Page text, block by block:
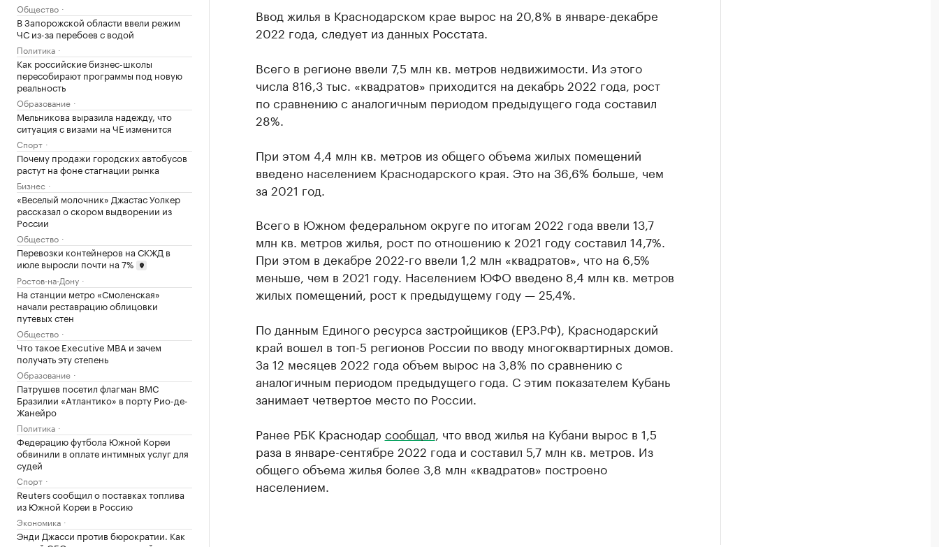
Общество
В Запорожской области ввели режим
ЧС из-за перебоев с водой
Политика
Как российские бизнес-школы
пересобирают программы под новую
реальность
Образование
Мельникова выразила надежду, что
ситуация с визами на ЧЕ изменится
Спорт
Почему продажи городских автобусов
растут на фоне стагнации рынка
Бизнес
«Веселый молочник» Джастас Уолкер
рассказал о скором выдворении из
России
Общество
Перевозки контейнеров на СКЖД в
июле выросли почти на 7%
Ростов-на-Дону
На станции метро «Смоленская»
начали реставрацию облицовки
путевых стен
Общество
Что такое Executive MBA и зачем
получать эту степень
Образование
Патрушев посетил флагман ВМС
Бразилии «Атлантико» в порту Рио-де-
Жанейро
Политика
Федерацию футбола Южной Кореи
обвинили в оплате интимных услуг для
судей
Спорт
Reuters сообщил о поставках топлива
из Южной Кореи в Россию
Экономика
Энди Джасси против бюрократии. Как
Ввод жилья в Краснодарском крае вырос на 20,8% в январе-декабре
2022 года, следует из данных Росстата.
Всего в регионе ввели 7,5 млн кв. метров недвижимости. Из этого
числа 816,3 тыс. «квадратов» приходится на декабрь 2022 года, рост
по сравнению с аналогичным периодом предыдущего года составил
28%.
При этом 4,4 млн кв. метров из общего объема жилых помещений
введено населением Краснодарского края. Это на 36,6% больше, чем
за 2021 год.
Всего в Южном федеральном округе по итогам 2022 года ввели 13,7
млн кв. метров жилья, рост по отношению к 2021 году составил 14,7%.
При этом в декабре 2022-го ввели 1,2 млн «квадратов», что на 6,5%
меньше, чем в 2021 году. Населением ЮФО введено 8,4 млн кв. метров
жилых помещений, рост к предыдущему году — 25,4%.
По данным Единого ресурса застройщиков (ЕРЗ.РФ), Краснодарский
край вошел в топ-5 регионов России по вводу многоквартирных домов.
За 12 месяцев 2022 года объем вырос на 3,8% по сравнению с
аналогичным периодом предыдущего года. С этим показателем Кубань
занимает четвертое место по России.
Ранее РБК Краснодар сообщал, что ввод жилья на Кубани вырос в 1,5
раза в январе-сентябре 2022 года и составил 5,7 млн кв. метров. Из
общего объема жилья более 3,8 млн «квадратов» построено
населением.